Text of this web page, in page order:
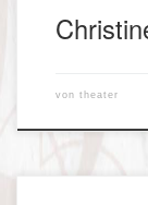
von theater